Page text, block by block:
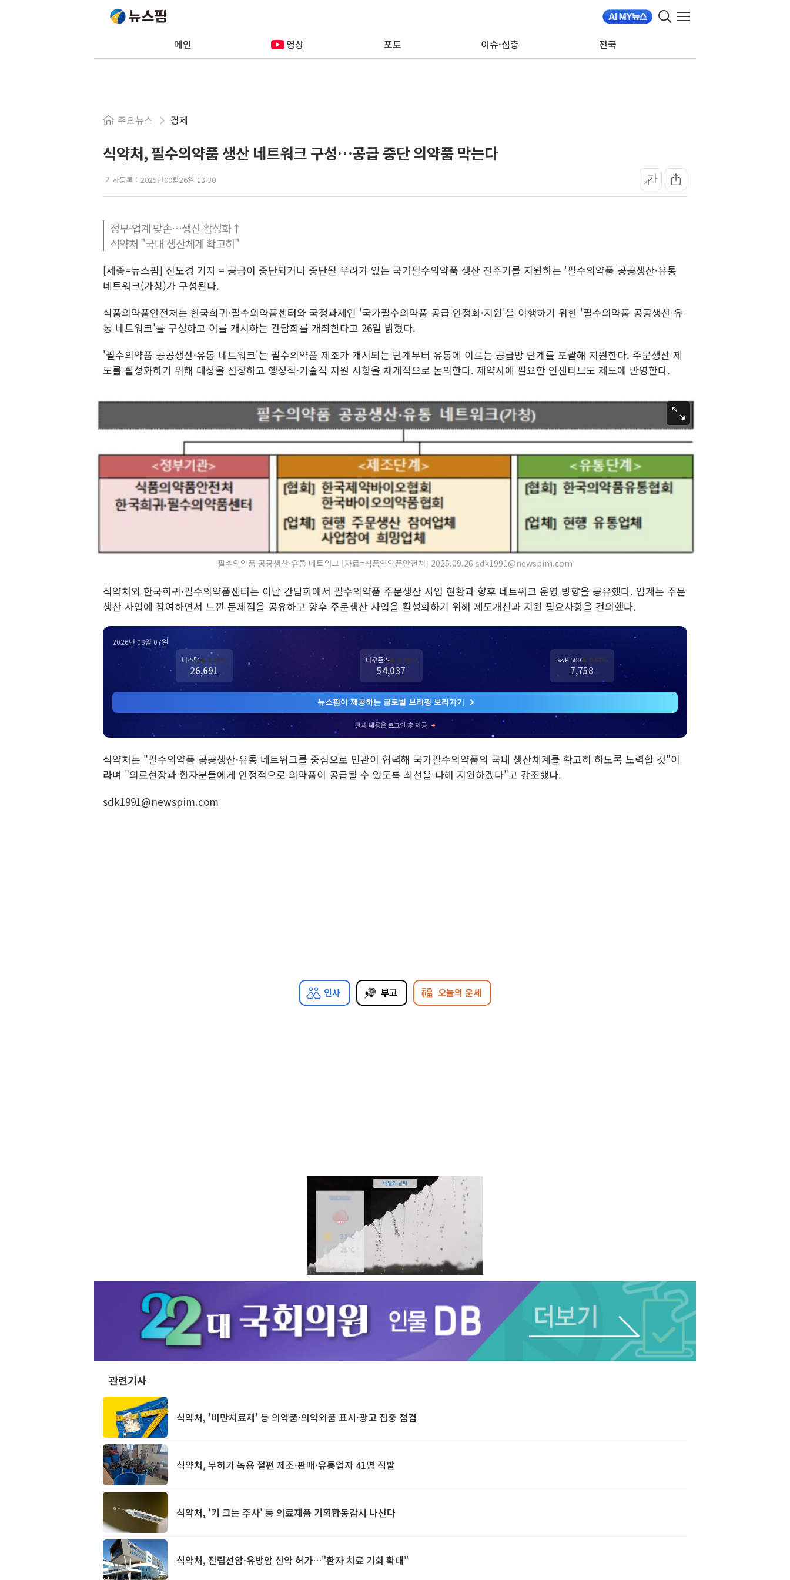
메인 영상 포토 이슈·심층 전국
주요뉴스 경제
식약처, 필수의약품 생산 네트워크 구성…공급 중단 의약품 막는다
기사등록 : 2025년09월26일 13:30 가가
정부-업계 맞손…생산 활성화↑
식약처 "국내 생산체계 확고히"
[세종=뉴스핌] 신도경 기자 = 공급이 중단되거나 중단될 우려가 있는 국가필수의약품 생산 전주기를 지원하는 '필수의약품 공공생산·유통
네트워크(가칭)가 구성된다.
식품의약품안전처는 한국희귀·필수의약품센터와 국정과제인 '국가필수의약품 공급 안정화·지원'을 이행하기 위한 '필수의약품 공공생산·유
통 네트워크'를 구성하고 이를 개시하는 간담회를 개최한다고 26일 밝혔다.
'필수의약품 공공생산·유통 네트워크'는 필수의약품 제조가 개시되는 단계부터 유통에 이르는 공급망 단계를 포괄해 지원한다. 주문생산 제
도를 활성화하기 위해 대상을 선정하고 행정적·기술적 지원 사항을 체계적으로 논의한다. 제약사에 필요한 인센티브도 제도에 반영한다.
필수의약품 공공생산·유통 네트워크 [자료=식품의약품안전처] 2025.09.26 sdk1991@newspim.com
식약처와 한국희귀·필수의약품센터는 이날 간담회에서 필수의약품 주문생산 사업 현황과 향후 네트워크 운영 방향을 공유했다. 업계는 주문
생산 사업에 참여하면서 느낀 문제점을 공유하고 향후 주문생산 사업을 활성화하기 위해 제도개선과 지원 필요사항을 건의했다.
2026년 08월 07일
나스닥▲ 1.28%
26,691
다우존스▲ 0.28%
54,037
S&P 500▲ 0.61%
7,758
뉴스핌이 제공하는 글로벌 브리핑 보러가기
전체 내용은 로그인 후 제공 +
식약처는 "필수의약품 공공생산·유통 네트워크를 중심으로 민관이 협력해 국가필수의약품의 국내 생산체계를 확고히 하도록 노력할 것"이
라며 "의료현장과 환자분들에게 안정적으로 의약품이 공급될 수 있도록 최선을 다해 지원하겠다"고 강조했다.
sdk1991@newspim.com
인사 부고 오늘의 운세
Unmute
관련기사
식약처, '비만치료제' 등 의약품·의약외품 표시·광고 집중 점검
식약처, 무허가 녹용 절편 제조·판매·유통업자 41명 적발
식약처, '키 크는 주사' 등 의료제품 기획합동감시 나선다
식약처, 전립선암·유방암 신약 허가…"환자 치료 기회 확대"